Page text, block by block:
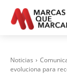
Noticias
evoluciona para